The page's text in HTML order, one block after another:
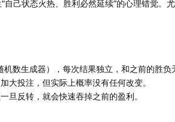
己状态火热、胜利必然延续”的心理错觉。
机数生成器），每次结果独立，和之前的胜负
大投注，但实际上概率没有任何改变。
旦反转，就会快速吞掉之前的盈利。